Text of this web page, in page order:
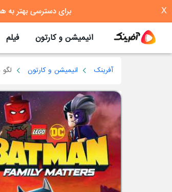
X
انیمیشن و کارتون فیلم
آفرینک انیمیشن و کارتون